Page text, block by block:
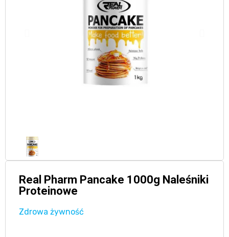
Real Pharm Pancake 1000g Naleśniki
Proteinowe
Zdrowa żywność